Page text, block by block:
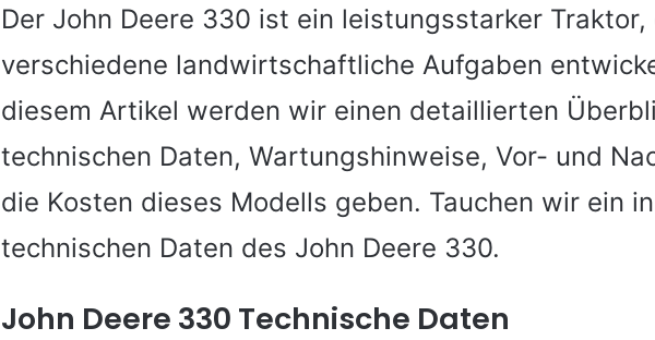
Der John Deere 330 ist ein leistungsstarker
verschiedene landwirtschaftliche Aufgaben
diesem Artikel werden wir einen detaillierten
technischen Daten, Wartungshinweise, Vor- und
die Kosten dieses Modells geben. Tauchen wir ein
technischen Daten des John Deere 330.
John Deere 330 Technische Daten